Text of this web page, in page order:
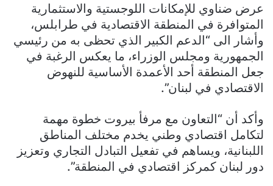
عرض ضناوي للإمكانات اللوجستية والاستثمارية
المتوافرة في المنطقة الاقتصادية في طرابلس،
وأشار الى “الدعم الكبير الذي تحظى به من رئيسي
الجمهورية ومجلس الوزراء، ما يعكس الرغبة في
جعل المنطقة أحد الأعمدة الأساسية للنهوض
الاقتصادي في لبنان”.
وأكد أن “التعاون مع مرفأ بيروت خطوة مهمة
لتكامل اقتصادي وطني يخدم مختلف المناطق
اللبنانية، ويساهم في تفعيل التبادل التجاري وتعزيز
دور لبنان كمركز اقتصادي في المنطقة”.